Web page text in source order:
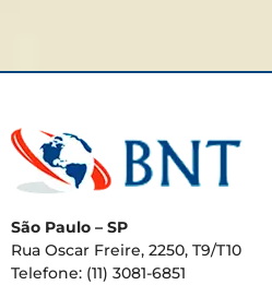
São Paulo – SP
Rua Oscar Freire, 2250, T9/T10
Telefone: (11) 3081-6851